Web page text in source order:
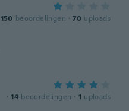
150 beoordelingen · 70 uploads
· 14 beoordelingen · 1 uploads